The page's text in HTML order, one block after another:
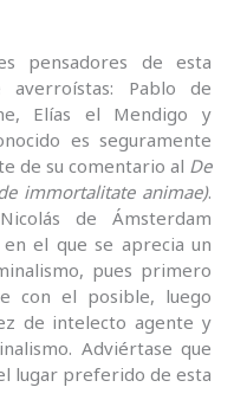
pensadores de esta
averroístas: Pablo de
Elías el Mendigo y
es seguramente
de su comentario al De
immortalitate animae).
de Ámsterdam
el que se aprecia un
pues primero
con el posible, luego
de intelecto agente y
Adviértase que
lugar preferido de esta